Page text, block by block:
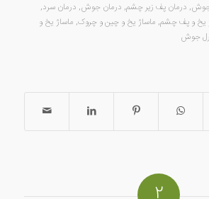
, درمان پف زیر چشم, درمان جوش, درمان سرد,
یخ و پف چشم, ماساژ یخ و چین و چروک, ماساژ یخ و
جوش